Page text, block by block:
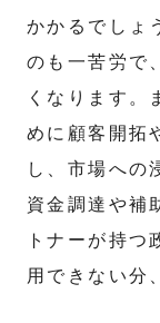
かかるでしょ
のも一苦労で
くなります。
めに顧客開拓
し、市場への
資金調達や補
トナーが持つ
用できない分